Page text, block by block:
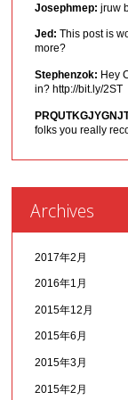
Josephmep: jruw
Jed: This post is
more?
Stephenzok: Hey
in? http://bit.ly/2ST
folks you really
Archives
2017年2月
2016年1月
2015年12月
2015年6月
2015年3月
2015年2月